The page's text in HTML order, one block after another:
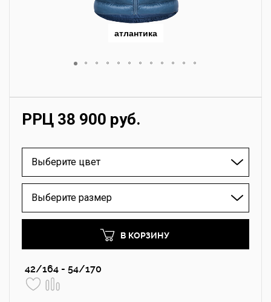
атлантика
РРЦ 38 900 руб.
Выберите цвет
Выберите размер
В КОРЗИНУ
42/164 - 54/170